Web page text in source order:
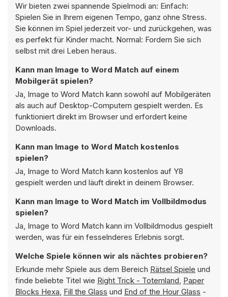
Wir bieten zwei spannende Spielmodi an: Einfach:
Spielen Sie in Ihrem eigenen Tempo, ganz ohne Stress.
Sie können im Spiel jederzeit vor- und zurückgehen, was
es perfekt für Kinder macht. Normal: Fordern Sie sich
selbst mit drei Leben heraus.
Kann man Image to Word Match auf einem
Mobilgerät spielen?
Ja, Image to Word Match kann sowohl auf Mobilgeräten
als auch auf Desktop-Computern gespielt werden. Es
funktioniert direkt im Browser und erfordert keine
Downloads.
Kann man Image to Word Match kostenlos
spielen?
Ja, Image to Word Match kann kostenlos auf Y8
gespielt werden und läuft direkt in deinem Browser.
Kann man Image to Word Match im Vollbildmodus
spielen?
Ja, Image to Word Match kann im Vollbildmodus gespielt
werden, was für ein fesselnderes Erlebnis sorgt.
Welche Spiele können wir als nächtes probieren?
Erkunde mehr Spiele aus dem Bereich Rätsel Spiele und
finde beliebte Titel wie Right Trick - Totemland, Paper
Blocks Hexa, Fill the Glass und End of the Hour Glass -